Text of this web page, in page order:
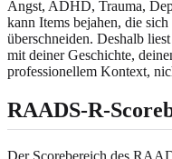
Angst, ADHD, Trauma,
kann Items bejahen, die
überschneiden. Deshalb
mit deiner Geschichte,
professionellem Kontext,
RAADS-R-
Der Scorebereich des